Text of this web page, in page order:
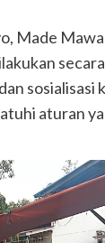
Made
sosialisasi
aturan